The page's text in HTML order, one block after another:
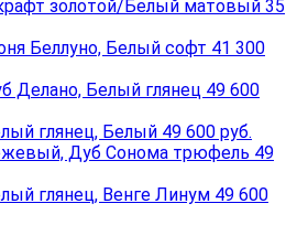
золотой/Белый матовый 35
Беллуно, Белый софт 41 300
Делано, Белый глянец 49 600
глянец, Белый 49 600 руб.
Дуб Сонома трюфель 49
глянец, Венге Линум 49 600